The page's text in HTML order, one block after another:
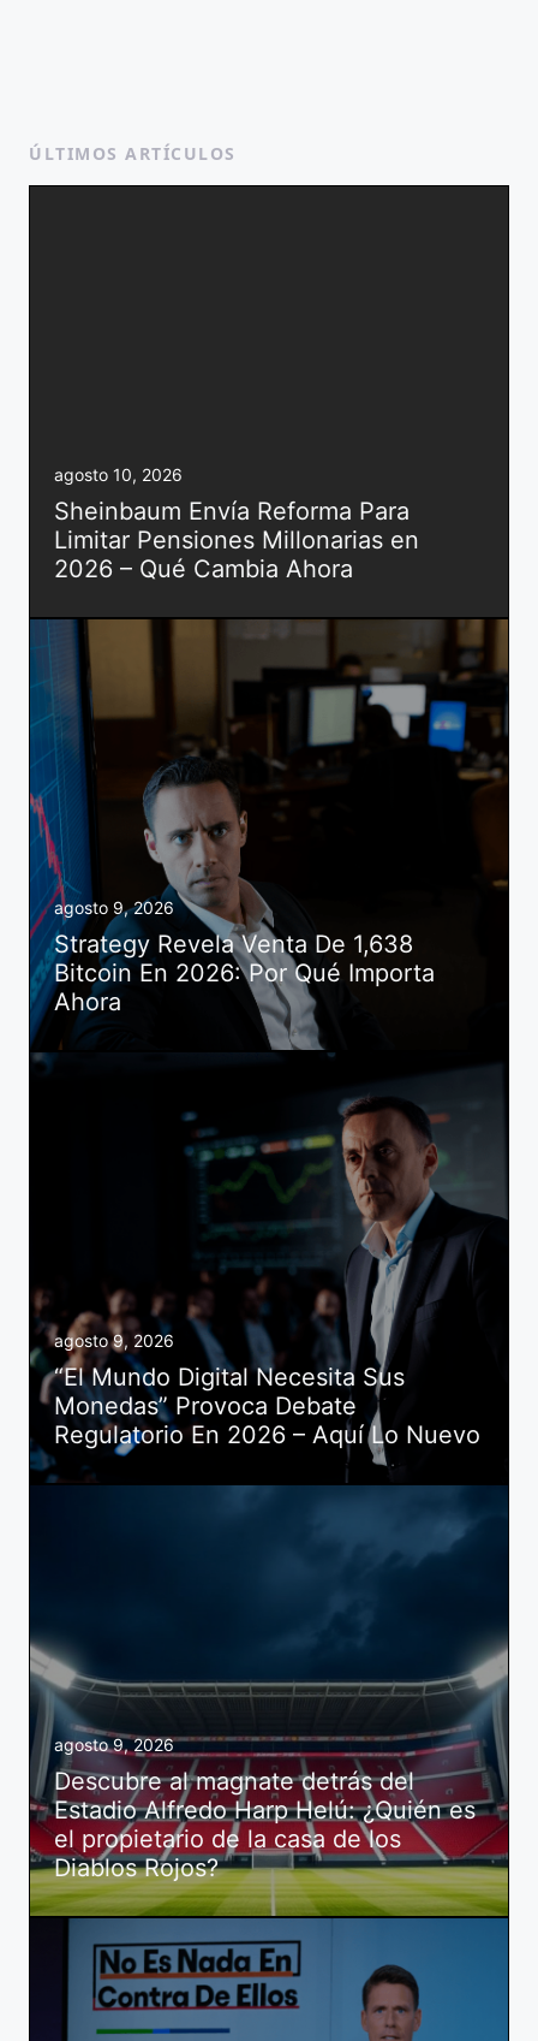
ÚLTIMOS ARTÍCULOS
agosto 10, 2026
Sheinbaum Envía Reforma Para
Limitar Pensiones Millonarias en
2026 – Qué Cambia Ahora
agosto 9, 2026
Strategy Revela Venta De 1,638
Bitcoin En 2026: Por Qué Importa
Ahora
agosto 9, 2026
“El Mundo Digital Necesita Sus
Monedas” Provoca Debate
Regulatorio En 2026 – Aquí Lo Nuevo
agosto 9, 2026
Descubre al magnate detrás del
Estadio Alfredo Harp Helú: ¿Quién es
el propietario de la casa de los
Diablos Rojos?